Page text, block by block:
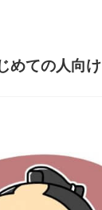
めての人向け